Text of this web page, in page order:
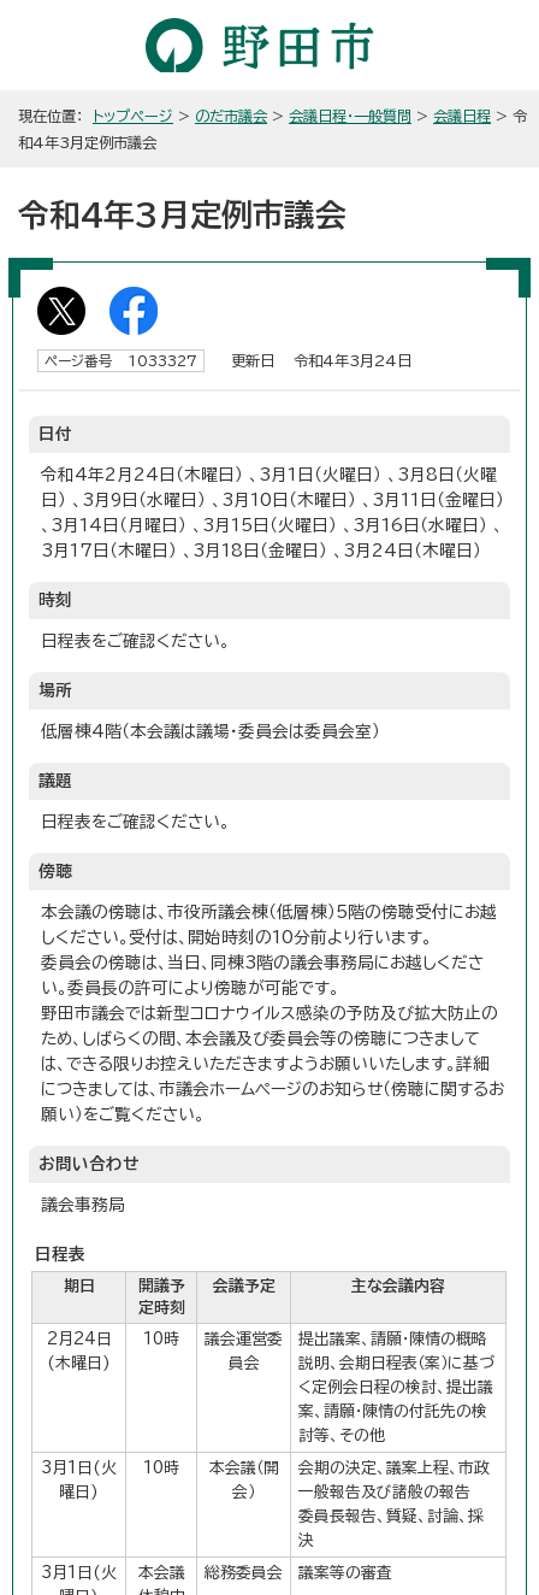
現在位置： トップページ > のだ市議会 > 会議日程・一般質問 > 会議日程 > 令
和4年3月定例市議会
令和4年3月定例市議会
ページ番号 1033327 更新日 令和4年3月24日
日付
令和4年2月24日（木曜日） 、3月1日（火曜日） 、3月8日（火曜
日） 、3月9日（水曜日） 、3月10日（木曜日） 、3月11日（金曜日）
、3月14日（月曜日） 、3月15日（火曜日） 、3月16日（水曜日） 、
3月17日（木曜日） 、3月18日（金曜日） 、3月24日（木曜日）
時刻
日程表をご確認ください。
場所
低層棟4階（本会議は議場・委員会は委員会室）
議題
日程表をご確認ください。
傍聴
本会議の傍聴は、市役所議会棟（低層棟）5階の傍聴受付にお越
しください。受付は、開始時刻の10分前より行います。
委員会の傍聴は、当日、同棟3階の議会事務局にお越しくださ
い。委員長の許可により傍聴が可能です。
野田市議会では新型コロナウイルス感染の予防及び拡大防止の
ため、しばらくの間、本会議及び委員会等の傍聴につきまして
は、できる限りお控えいただきますようお願いいたします。詳細
につきましては、市議会ホームページのお知らせ（傍聴に関するお
願い）をご覧ください。
お問い合わせ
議会事務局
日程表
期日
開議予
定時刻
会議予定 主な会議内容
2月24日
(木曜日)
10時
議会運営委
員会
提出議案、請願・陳情の概略
説明、会期日程表（案）に基づ
く定例会日程の検討、提出議
案、請願・陳情の付託先の検
討等、その他
3月1日(火
曜日)
10時
本会議（開
会）
会期の決定、議案上程、市政
一般報告及び諸般の報告
委員長報告、質疑、討論、採
決
3月1日(火
本会議
総務委員会 議案等の審査